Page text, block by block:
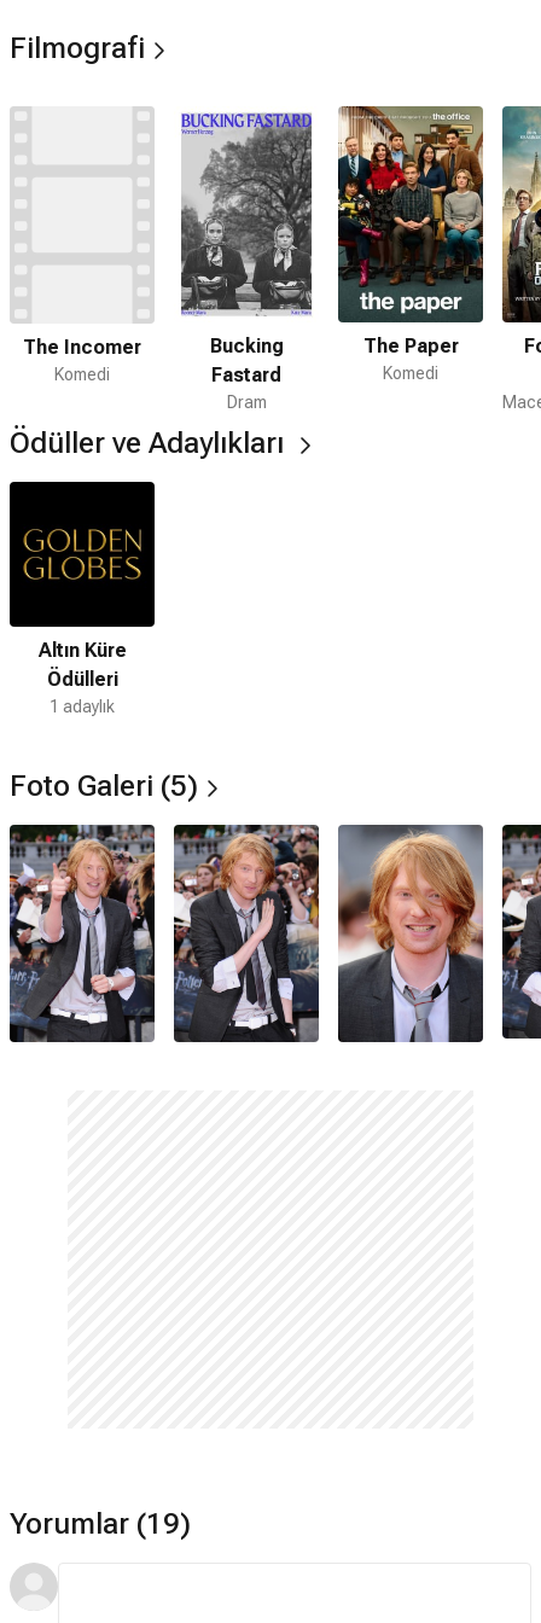
canlandırdı.
Filmografi
The Incomer
Komedi
Bucking
Fastard
Dram
The Paper
Komedi
Ödüller ve Adaylıkları
Altın Küre
Ödülleri
1 adaylık
Foto Galeri (5)
Yorumlar (19)